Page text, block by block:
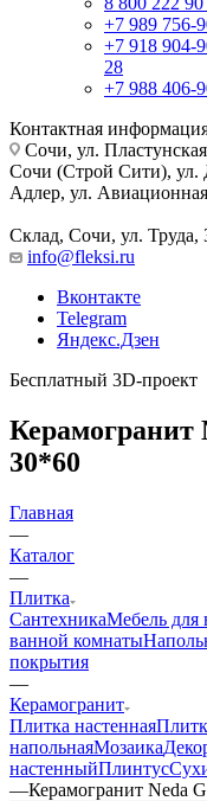
+7 989 756-
+7 918 904-
28
+7 988 406-
Контактная
Сочи, ул.
Сочи (Строй Сити), ул.
Адлер, ул.
Склад, Сочи, ул. Труда,
info@fleksi.ru
Вконтакте
Telegram
Яндекс.Дзен
Бесплатный 3D-проект
30*60
Главная
—
Каталог
—
Плитка
СантехникаМебель для
ванной комнаты
покрытия
—
Керамогранит
Плитка настенная
напольнаяМозаика
настенныйПлинтус
—Керамогранит Neda